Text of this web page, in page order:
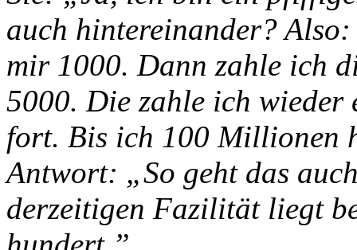
auch hintereinander?
mir 1000. Dann zahle ich
5000. Die zahle ich
fort. Bis ich 100 Millionen
Antwort: „So geht das
derzeitigen Fazilität liegt